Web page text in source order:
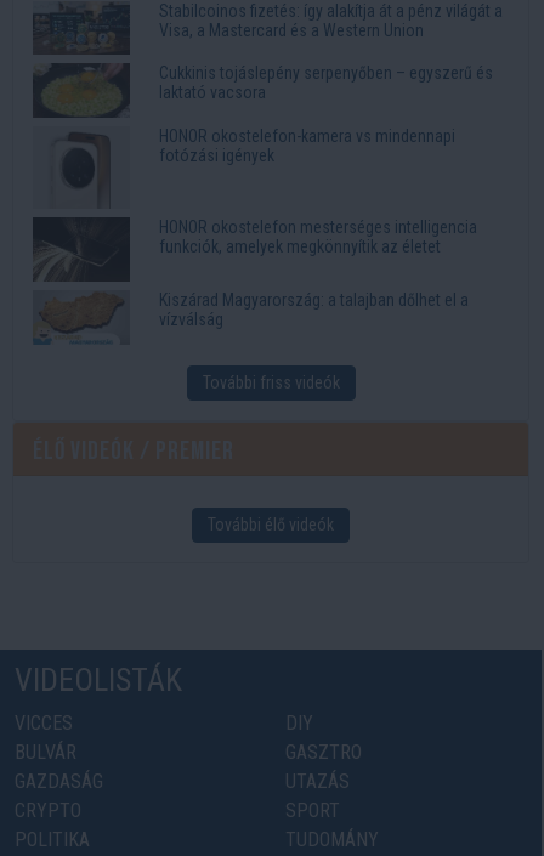
Stabilcoinos fizetés: így alakítja át a pénz világát a
Visa, a Mastercard és a Western Union
Cukkinis tojáslepény serpenyőben – egyszerű és
laktató vacsora
HONOR okostelefon-kamera vs mindennapi
fotózási igények
HONOR okostelefon mesterséges intelligencia
funkciók, amelyek megkönnyítik az életet
Kiszárad Magyarország: a talajban dőlhet el a
vízválság
További friss videók
További élő videók
VIDEOLISTÁK
VICCES
BULVÁR
GAZDASÁG
CRYPTO
POLITIKA
DIY
GASZTRO
UTAZÁS
SPORT
TUDOMÁNY